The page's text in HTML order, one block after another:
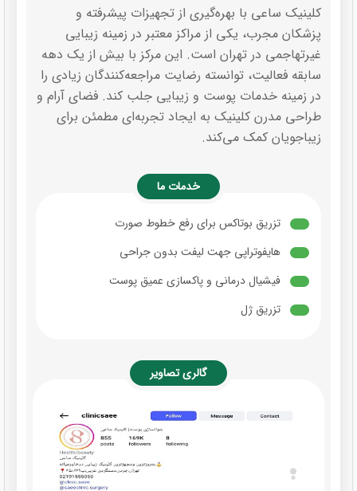
کلینیک ساعی با بهره‌گیری از تجهیزات پیشرفته و
پزشکان مجرب، یکی از مراکز معتبر در زمینه زیبایی
غیرتهاجمی در تهران است. این مرکز با بیش از یک دهه
سابقه فعالیت، توانسته رضایت مراجعه‌کنندگان زیادی را
در زمینه خدمات پوست و زیبایی جلب کند. فضای آرام و
طراحی مدرن کلینیک به ایجاد تجربه‌ای مطمئن برای
زیباجویان کمک می‌کند.
خدمات ما
تزریق بوتاکس برای رفع خطوط صورت
هایفوتراپی جهت لیفت بدون جراحی
فیشیال درمانی و پاکسازی عمیق پوست
تزریق ژل
گالری تصاویر